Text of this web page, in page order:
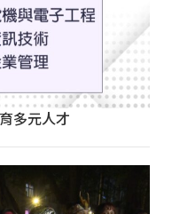
多元人才